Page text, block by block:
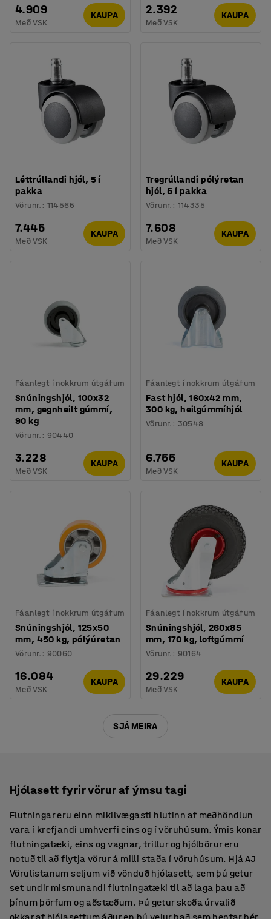
4.909
Með VSK
KAUPA 2.392
Með VSK
KAUPA
Léttrúllandi hjól, 5 í
pakka
Vörunr. : 114565
7.445
Með VSK
KAUPA
Tregrúllandi pólýretan
hjól, 5 í pakka
Vörunr. : 114335
7.608
Með VSK
KAUPA
Fáanlegt í nokkrum útgáfum
Snúningshjól, 100x32
mm, gegnheilt gúmmí,
90 kg
Vörunr. : 90440
3.228
Með VSK
KAUPA
Fáanlegt í nokkrum útgáfum
Fast hjól, 160x42 mm,
300 kg, heilgúmmíhjól
Vörunr. : 30548
6.755
Með VSK
KAUPA
Fáanlegt í nokkrum útgáfum
Snúningshjól, 125x50
mm, 450 kg, pólýúretan
Vörunr. : 90060
16.084
Með VSK
KAUPA
Fáanlegt í nokkrum útgáfum
Snúningshjól, 260x85
mm, 170 kg, loftgúmmí
Vörunr. : 90164
29.229
Með VSK
KAUPA
SJÁ MEIRA
Hjólasett fyrir vörur af ýmsu tagi
Flutningar eru einn mikilvægasti hlutinn af meðhöndlun
vara í krefjandi umhverfi eins og í vöruhúsum. Ýmis konar
flutningatæki, eins og vagnar, trillur og hjólbörur eru
notuð til að flytja vörur á milli staða í vöruhúsum. Hjá AJ
Vörulistanum seljum við vönduð hjólasett, sem þú getur
set undir mismunandi flutningatæki til að laga þau að
þínum þörfum og aðstæðum. Þú getur skoða úrvalið
okkar af hjólasettum áður en þú velur það sem hentar þér